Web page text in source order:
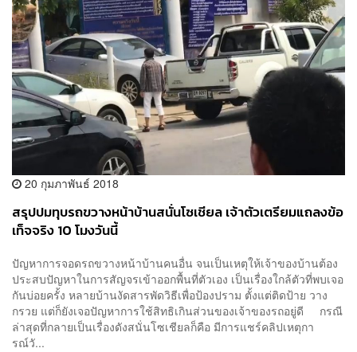
20 กุมภาพันธ์ 2018
สรุปปมทุบรถขวางหน้าบ้านสนั่นโซเชียล เจ้าตัวเตรียมแถลงข้อ
เท็จจริง 10 โมงวันนี้
ปัญหาการจอดรถขวางหน้าบ้านคนอื่น จนเป็นเหตุให้เจ้าของบ้านต้อง
ประสบปัญหาในการสัญจรเข้าออกพื้นที่ตัวเอง เป็นเรื่องใกล้ตัวที่พบเจอ
กันบ่อยครั้ง หลายบ้านงัดสารพัดวิธีเพื่อป้องปราม ตั้งแต่ติดป้าย วาง
กรวย แต่ก็ยังเจอปัญหาการใช้สิทธิเกินส่วนของเจ้าของรถอยู่ดี กรณี
ล่าสุดที่กลายเป็นเรื่องดังสนั่นโซเชียลก็คือ มีการแชร์คลิปเหตุกา
รณ์วั...